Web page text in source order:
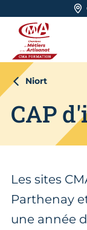
Aller en haut
CMA
Niort
CAP
Les sites
Parthenay
une année